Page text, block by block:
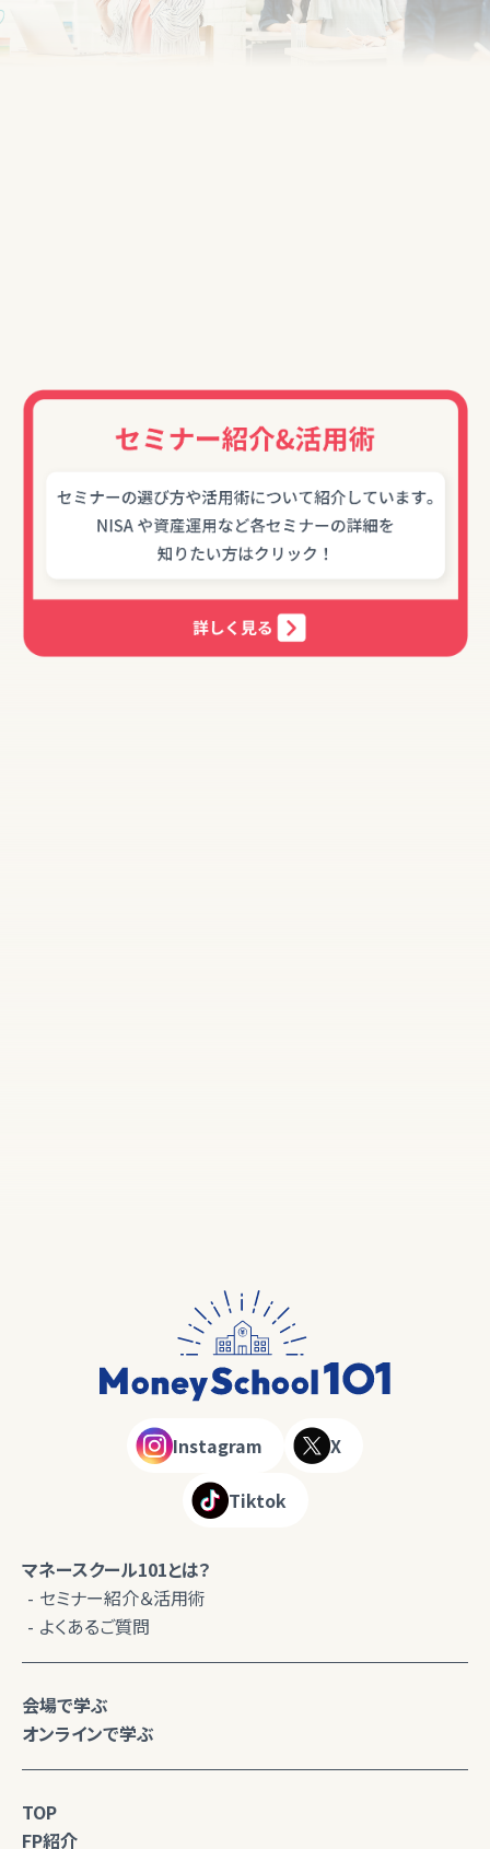
Instagram X
Tiktok
マネースクール101とは？
セミナー紹介＆活用術
よくあるご質問
会場で学ぶ
オンラインで学ぶ
TOP
FP紹介